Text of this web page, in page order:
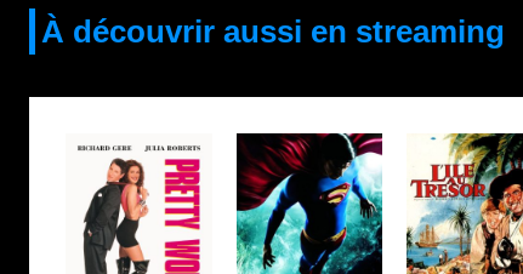
À découvrir aussi en streaming